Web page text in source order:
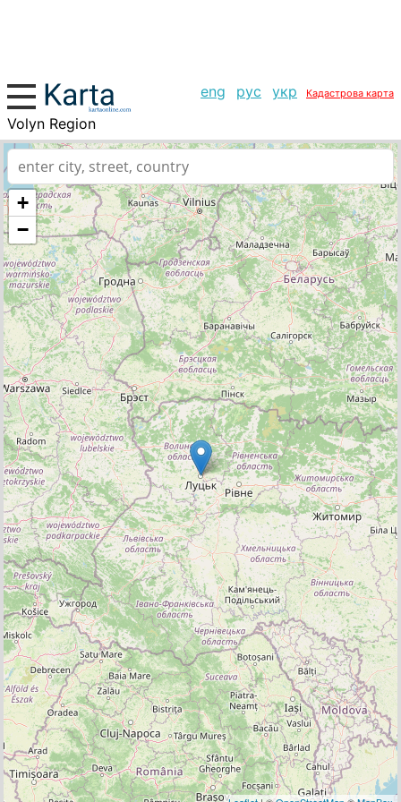
eng рус укр Кадастрова карта
Volyn Region
+
−